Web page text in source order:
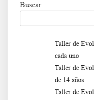
Buscar
Taller de
cada uno
Taller de
de 14 años
Taller de